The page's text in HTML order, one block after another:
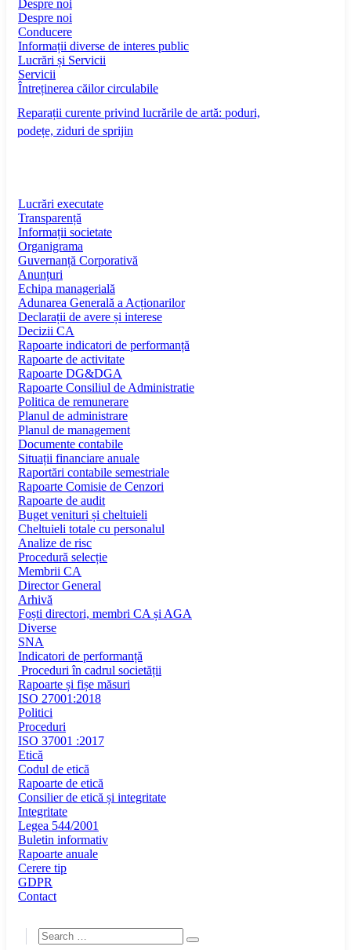
Despre noi
Despre noi
Conducere
Informații diverse de interes public
Lucrări și Servicii
Servicii
Întreținerea căilor circulabile
Reparații curente privind lucrările de artă: poduri,
podețe, ziduri de sprijin
Lucrări executate
Transparență
Informații societate
Organigrama
Guvernanță Corporativă
Anunțuri
Echipa managerială
Adunarea Generală a Acționarilor
Declarații de avere și interese
Decizii CA
Rapoarte indicatori de performanță
Rapoarte de activitate
Rapoarte DG&DGA
Rapoarte Consiliul de Administratie
Politica de remunerare
Planul de administrare
Planul de management
Documente contabile
Situații financiare anuale
Raportări contabile semestriale
Rapoarte Comisie de Cenzori
Rapoarte de audit
Buget venituri și cheltuieli
Cheltuieli totale cu personalul
Analize de risc
Procedură selecție
Membrii CA
Director General
Arhivă
Foști directori, membri CA și AGA
Diverse
SNA
Indicatori de performanță
Proceduri în cadrul societății
Rapoarte și fișe măsuri
ISO 27001:2018
Politici
Proceduri
ISO 37001 :2017
Etică
Codul de etică
Rapoarte de etică
Consilier de etică și integritate
Integritate
Legea 544/2001
Buletin informativ
Rapoarte anuale
Cerere tip
GDPR
Contact